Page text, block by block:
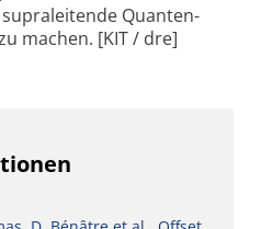
Quan­ten­
machen. [KIT / dre]